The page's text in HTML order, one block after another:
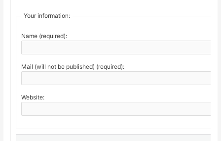
Your information:
Name (required):
Mail (will not be published) (required):
Website: